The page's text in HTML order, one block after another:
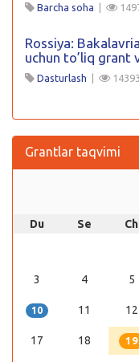
Barcha soha |
Rossiya:
uchun to’liq grant
Dasturlash |
Grantlar taqvimi
Du Se Ch
3 4 5
10 11 12
17 18 19